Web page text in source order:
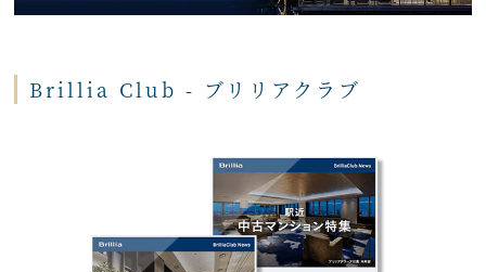
Brillia Club - ブリリアクラブ